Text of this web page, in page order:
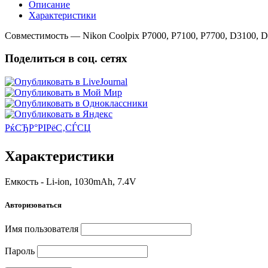
Описание
Характеристики
Совместимость — Nikon Coolpix P7000, P7100, P7700, D3100,
Поделиться в соц. сетях
РќСЂР°РІРёС‚СЃСЏ
Характеристики
Емкость - Li-ion, 1030mAh, 7.4V
Авторизоваться
Имя пользователя
Пароль